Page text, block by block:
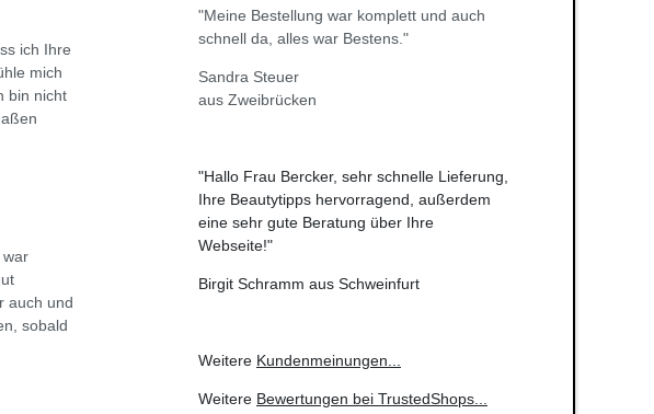
ich Ihre
mich
bin nicht
war
auch und
sobald
"Meine Bestellung war komplett und auch
schnell da, alles war Bestens."
Sandra Steuer
aus Zweibrücken
"Hallo Frau Bercker, sehr schnelle Lieferung,
Ihre Beautytipps hervorragend, außerdem
eine sehr gute Beratung über Ihre
Webseite!"
Birgit Schramm aus Schweinfurt
Weitere Kundenmeinungen...
Weitere Bewertungen bei TrustedShops...